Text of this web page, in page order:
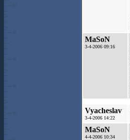
MaSoN
3-4-2006 09:16
Vyacheslav
3-4-2006 14:22
MaSoN
4-4-2006 10:34